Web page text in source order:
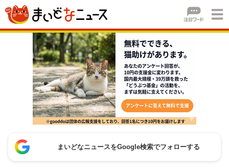
まいどなニュースをGoogle検索でフォローする